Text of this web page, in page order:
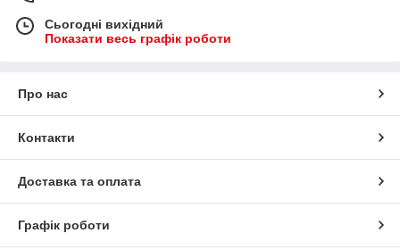
Сьогодні вихідний
Показати весь графік роботи
Про нас
Контакти
Доставка та оплата
Графік роботи